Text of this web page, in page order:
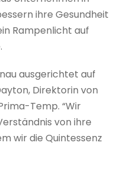
ihre Gesundheit
Rampenlicht auf
ausgerichtet auf
Direktorin von
Temp. “Wir
von ihre
wir die Quintessenz